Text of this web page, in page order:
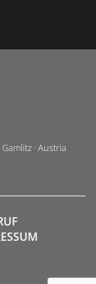
Gamlitz · Austria